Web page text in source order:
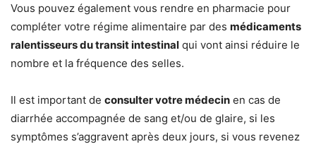
Vous pouvez également vous rendre en pharmacie pour
compléter votre régime alimentaire par des médicaments
ralentisseurs du transit intestinal qui vont ainsi réduire le
nombre et la fréquence des selles.
Il est important de consulter votre médecin en cas de
diarrhée accompagnée de sang et/ou de glaire, si les
symptômes s’aggravent après deux jours, si vous revenez